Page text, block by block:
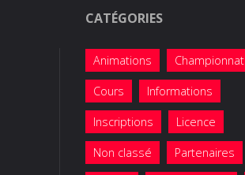
CATÉGORIES
Animations Championnat
Cours Informations
Inscriptions Licence
Non classé Partenaires